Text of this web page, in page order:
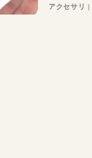
対策
アクセサリ